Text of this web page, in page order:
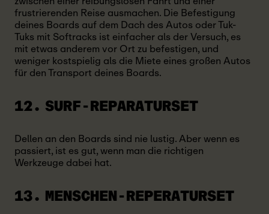
frustrierenden Reise ausmachen. Die Befestigung
deines Boards auf dem Dach des Autos oder Tuk-
Tuks mit Softracks ist einfacher als der Versuch, es
mit etwas anderem vor Ort zu befestigen, und
weniger kostspielig als die Miete eines großen Autos
für den Transport deines Boards.
12. SURF-REPARATURSET
Dellen an den Boards sind nie lustig. Aber wenn es
passiert, ist es gut, wenn man die richtigen
Werkzeuge dabei hat.
13. MENSCHEN-REPERATURSET